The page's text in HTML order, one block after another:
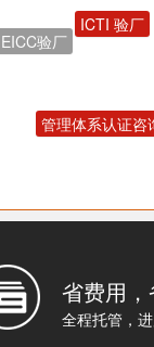
EICC验厂
省费用，
全程托管，